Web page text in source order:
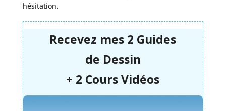
hésitation.
Recevez mes 2 Guides
de Dessin
+ 2 Cours Vidéos